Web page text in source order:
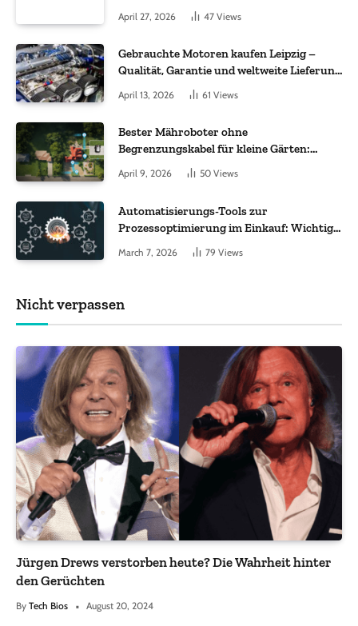
Molekül + Metall“
April 27, 2026 47 Views
Gebrauchte Motoren kaufen Leipzig –
Qualität, Garantie und weltweite Lieferung
April 13, 2026 61 Views
Bester Mähroboter ohne
Begrenzungskabel für kleine Gärten:
Worauf es bei 200 bis 500 m² wirklich
ankommt
April 9, 2026 50 Views
Automatisierungs-Tools zur
Prozessoptimierung im Einkauf: Wichtige
Funktionen, auf die Sie achten sollten
March 7, 2026 79 Views
Nicht verpassen
Jürgen Drews verstorben heute? Die Wahrheit hinter
den Gerüchten
By Tech Bios August 20, 2024